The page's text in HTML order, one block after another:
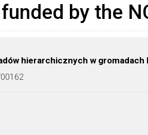
by the
hierarchicznych w